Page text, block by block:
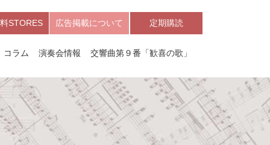
STORES 広告掲載について 定期購読
コラム 演奏会情報 交響曲第９番「歓喜の歌」